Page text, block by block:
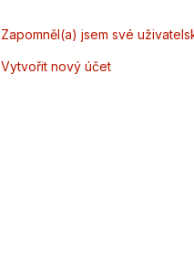
Zapomněl(a) jsem své
Vytvořit nový účet